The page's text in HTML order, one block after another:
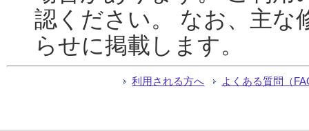
認ください。 なお、主な
らせに掲載します。
利用される方へ よくある質問（